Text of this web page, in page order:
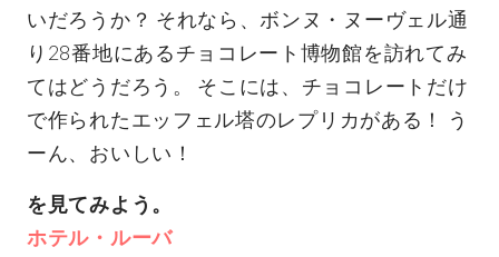
いだろうか？ それなら、ボンヌ・ヌーヴェル通
り28番地にあるチョコレート博物館を訪れてみ
てはどうだろう。 そこには、チョコレートだけ
で作られたエッフェル塔のレプリカがある！ う
ーん、おいしい！
を見てみよう。
ホテル・ルーバ